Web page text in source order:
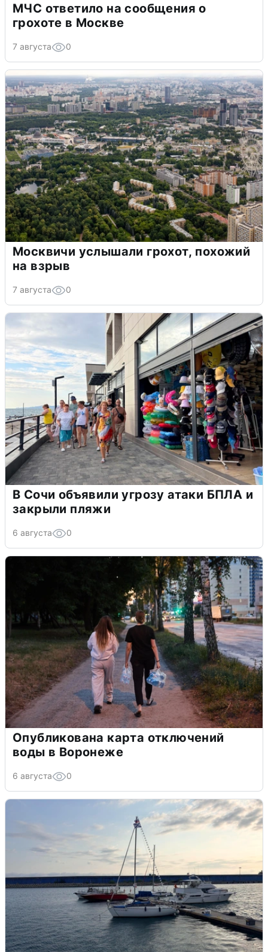
МЧС ответило на сообщения о
грохоте в Москве
7 августа 0
Москвичи услышали грохот, похожий
на взрыв
7 августа 0
В Сочи объявили угрозу атаки БПЛА и
закрыли пляжи
6 августа 0
Опубликована карта отключений
воды в Воронеже
6 августа 0